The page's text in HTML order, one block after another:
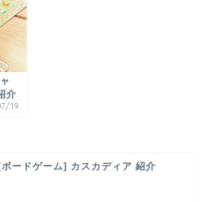
介
19
ードゲーム] カスカディア 紹介